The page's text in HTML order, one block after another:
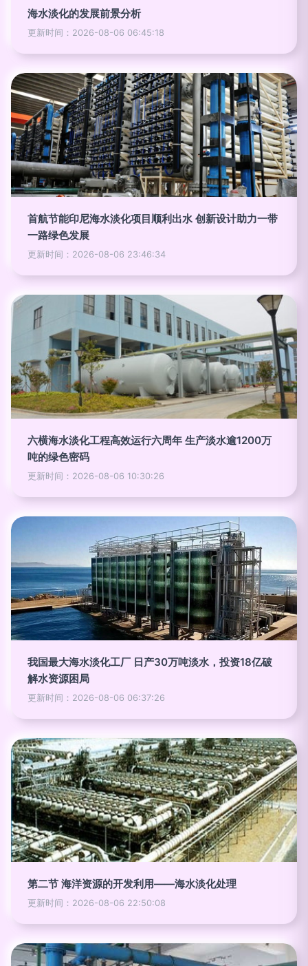
海水淡化的发展前景分析
更新时间：2026-08-06 06:45:18
首航节能印尼海水淡化项目顺利出水 创新设计助力一带
一路绿色发展
更新时间：2026-08-06 23:46:34
六横海水淡化工程高效运行六周年 生产淡水逾1200万
吨的绿色密码
更新时间：2026-08-06 10:30:26
我国最大海水淡化工厂 日产30万吨淡水，投资18亿破
解水资源困局
更新时间：2026-08-06 06:37:26
第二节 海洋资源的开发利用——海水淡化处理
更新时间：2026-08-06 22:50:08